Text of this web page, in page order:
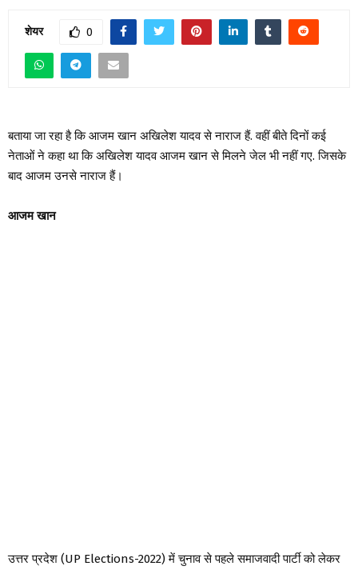
शेयर 0
बताया जा रहा है कि आजम खान अखिलेश यादव से नाराज हैं. वहीं बीते दिनों कई
नेताओं ने कहा था कि अखिलेश यादव आजम खान से मिलने जेल भी नहीं गए. जिसके
बाद आजम उनसे नाराज हैं।
आजम खान
उत्तर प्रदेश (UP Elections-2022) में चुनाव से पहले समाजवादी पार्टी को लेकर